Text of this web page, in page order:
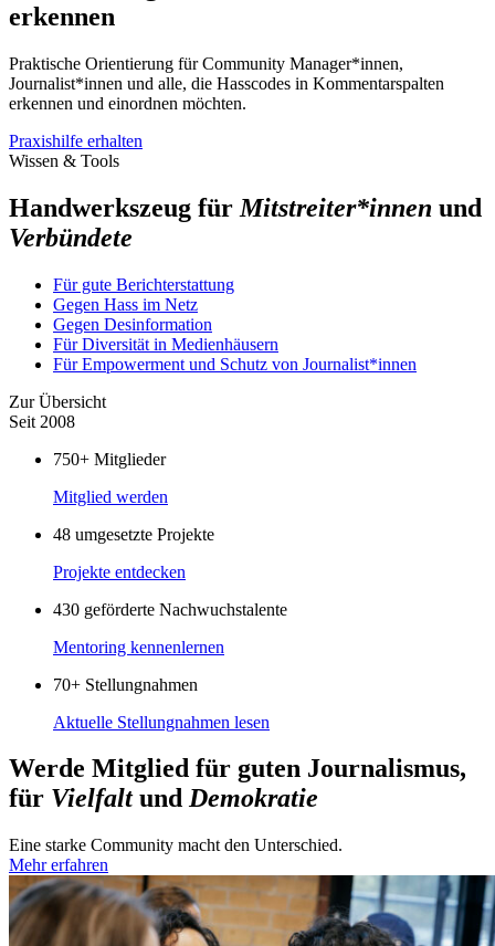
erkennen
Praktische Orientierung für Community Manager*innen,
Journalist*innen und alle, die Hasscodes in Kommentarspalten
erkennen und einordnen möchten.
Praxishilfe erhalten
Wissen & Tools
Handwerkszeug für Mitstreiter*innen und
Verbündete
Für gute Berichterstattung
Gegen Hass im Netz
Gegen Desinformation
Für Diversität in Medienhäusern
Für Empowerment und Schutz von Journalist*innen
Zur Übersicht
Seit 2008
750+ Mitglieder
Mitglied werden
48 umgesetzte Projekte
Projekte entdecken
430 geförderte Nachwuchstalente
Mentoring kennenlernen
70+ Stellungnahmen
Aktuelle Stellungnahmen lesen
Werde Mitglied für guten Journalismus,
für Vielfaltund Demokratie
Eine starke Community macht den Unterschied.
Mehr erfahren